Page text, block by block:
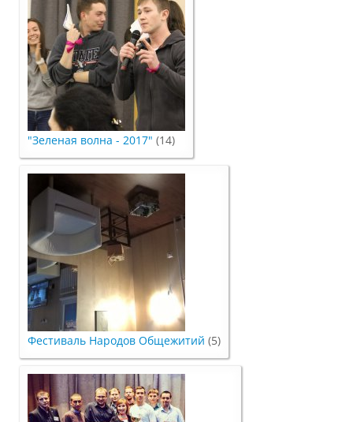
Федеральные документы
Условия труда на рабочих местах
Закупки
Учебный процесс
Защита персональных данных
Информация о проверках
Учетная политика
Партнеры
"Зеленая волна - 2017" (14)
Фестиваль Народов Общежитий (5)